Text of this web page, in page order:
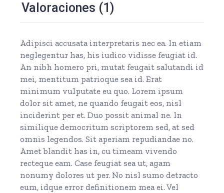
Valoraciones (1)
Adipisci accusata interpretaris nec ea. In etiam
neglegentur has, his iudico vidisse feugiat id.
An nibh homero pri, mutat feugait salutandi id
mei, mentitum patrioque sea id. Erat
minimum vulputate eu quo. Lorem ipsum
dolor sit amet, ne quando feugait eos, nisl
inciderint per et. Duo possit animal ne. In
similique democritum scriptorem sed, at sed
omnis legendos. Sit aperiam repudiandae no.
Amet blandit has in, cu timeam vivendo
recteque eam. Case feugiat sea ut, agam
nonumy dolores ut per. No nisl sumo detracto
eum, idque error definitionem mea ei. Vel